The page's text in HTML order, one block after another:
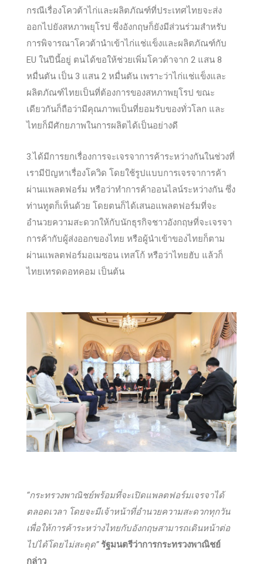
กรณีเรื่องโควต้าไก่และผลิตภัณฑ์ที่ประเทศไทยจะส่ง
ออกไปยังสหภาพยุโรป ซึ่งอังกฤษก็ยังมีส่วนร่วมสำหรับ
การพิจารณาโควต้านำเข้าไก่แช่แข็งและผลิตภัณฑ์กับ
EU ในปีนี้อยู่ ตนได้ขอให้ช่วยเพิ่มโควต้าจาก 2 แสน 8
หมื่นตัน เป็น 3 แสน 2 หมื่นตัน เพราะว่าไก่แช่แข็งและ
ผลิตภัณฑ์ไทยเป็นที่ต้องการของสหภาพยุโรป ขณะ
เดียวกันก็ถือว่ามีคุณภาพเป็นที่ยอมรับของทั่วโลก และ
ไทยก็มีศักยภาพในการผลิตได้เป็นอย่างดี
3.ได้มีการยกเรื่องการจะเจรจาการค้าระหว่างกันในช่วงที่
เรามีปัญหาเรื่องโควิด โดยใช้รูปแบบการเจรจาการค้า
ผ่านแพลตฟอร์ม หรือว่าทำการค้าออนไลน์ระหว่างกัน ซึ่ง
ท่านทูตก็เห็นด้วย โดยตนก็ได้เสนอแพลตฟอร์มที่จะ
อำนวยความสะดวกให้กับนักธุรกิจชาวอังกฤษที่จะเจรจา
การค้ากับผู้ส่งออกของไทย หรือผู้นำเข้าของไทยก็ตาม
ผ่านแพลตฟอร์มอเมซอน เทสโก้ หรือว่าไทยฮับ แล้วก็
ไทยเทรดดอทคอม เป็นต้น
“กระทรวงพาณิชย์พร้อมที่จะเปิดแพลตฟอร์มเจรจาได้
ตลอดเวลา โดยจะมีเจ้าหน้าที่อำนวยความสะดวกทุกวัน
เพื่อให้การค้าระหว่างไทยกับอังกฤษสามารถเดินหน้าต่อ
ไปได้โดยไม่สะดุด” รัฐมนตรีว่าการกระทรวงพาณิชย์
กล่าว